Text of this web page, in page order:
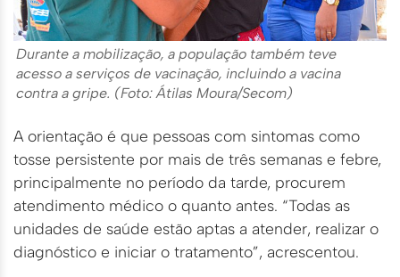
Durante a mobilização, a população também teve
acesso a serviços de vacinação, incluindo a vacina
contra a gripe. (Foto: Átilas Moura/Secom)
A orientação é que pessoas com sintomas como
tosse persistente por mais de três semanas e febre,
principalmente no período da tarde, procurem
atendimento médico o quanto antes. “Todas as
unidades de saúde estão aptas a atender, realizar o
diagnóstico e iniciar o tratamento”, acrescentou.